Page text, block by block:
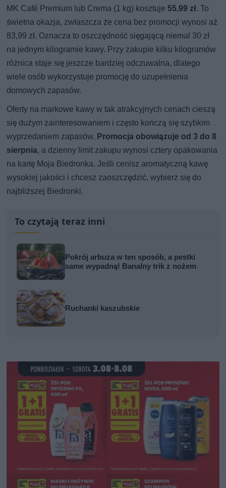
MK Café Premium lub Crema (1 kg) kosztuje 55,99 zł. To
świetna okazja, zwłaszcza że cena bez promocji wynosi aż
83,99 zł. Oznacza to oszczędność sięgającą niemal 30 zł
na jednym kilogramie kawy. Przy zakupie kilku kilogramów
różnica staje się jeszcze bardziej odczuwalna, dlatego
wiele osób wykorzystuje promocję do uzupełnienia
domowych zapasów.
Oferty na markowe kawy w tak atrakcyjnych cenach cieszą
się dużym zainteresowaniem i często kończą się szybkim
wyprzedaniem zapasów. Promocja obowiązuje od 3 do 8
sierpnia, a dzienny limit zakupu wynosi cztery opakowania
na kartę Moja Biedronka. Jeśli cenisz aromatyczną kawę
wysokiej jakości i chcesz zaoszczędzić, wybierz się do
najbliższej Biedronki.
To czytają teraz inni
Pokrój arbuza w ten sposób, a pestki
same wypadną! Banalny trik z nożem
Ruchanki kaszubskie